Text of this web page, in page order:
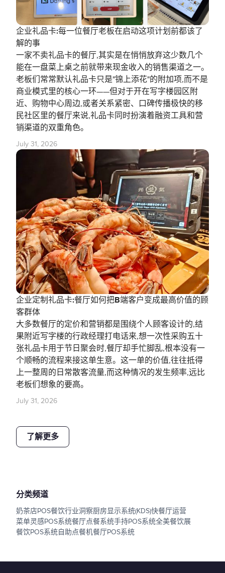
企业礼品卡:每一位餐厅老板在启动这项计划前都该了
解的事
一家不卖礼品卡的餐厅,其实是在悄悄放弃这少数几个
能在一盘菜上桌之前就带来现金收入的销售渠道之一。
老板们常常默认礼品卡只是"锦上添花"的附加项,而不是
商业模式里的核心一环——但对于开在写字楼园区附
近、购物中心周边,或者关系紧密、口碑传播极快的移
民社区里的餐厅来说,礼品卡同时扮演着融资工具和营
销渠道的双重角色。
July 31, 2026
企业定制礼品卡:餐厅如何把B端客户变成最高价值的顾
客群体
大多数餐厅的定价和营销都是围绕个人顾客设计的,结
果附近写字楼的行政经理打电话来,想一次性采购五十
张礼品卡用于节日聚会时,餐厅却手忙脚乱,根本没有一
个顺畅的流程来接这单生意。这一单的价值,往往抵得
上一整周的日常散客流量,而这种情况的发生频率,远比
老板们想象的要高。
July 31, 2026
了解更多
分类频道
奶茶店POS餐饮行业洞察厨房显示系统(KDS)快餐厅运营
菜单灵感POS系统餐厅点餐系统手持POS系统全美餐饮展
餐饮POS系统自助点餐机餐厅POS系统